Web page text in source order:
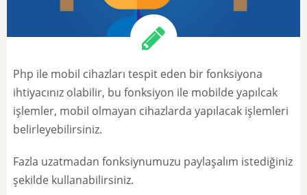
Php ile mobil cihazları tespit eden bir fonksiyona
ihtiyacınız olabilir, bu fonksiyon ile mobilde yapılcak
işlemler, mobil olmayan cihazlarda yapılacak işlemleri
belirleyebilirsiniz.
Fazla uzatmadan fonksiynumuzu paylaşalım istediğiniz
şekilde kullanabilirsiniz.